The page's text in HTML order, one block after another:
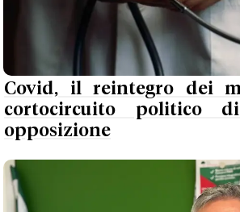
Covid, il reintegro dei
cortocircuito politico
opposizione